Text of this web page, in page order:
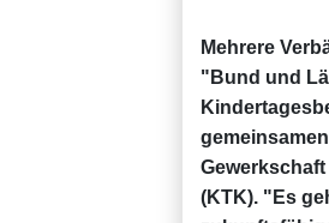
Mehrere
"Bund und
(KTK). "Es